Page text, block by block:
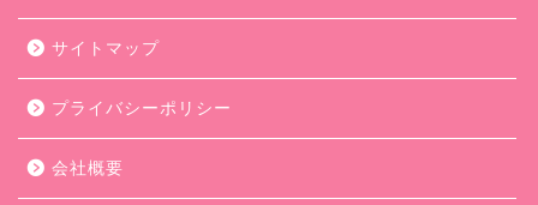
サイトマップ
プライバシーポリシー
会社概要